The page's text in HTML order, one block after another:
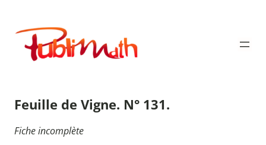
contenu
Publimath
Feuille de Vigne. N° 131.
Fiche incomplète